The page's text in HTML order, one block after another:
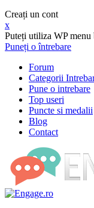
Creați un cont
x
Puteți utiliza WP
Puneți o întrebare
Forum
Categorii
Pune o intrebare
Top useri
Puncte si medalii
Blog
Contact